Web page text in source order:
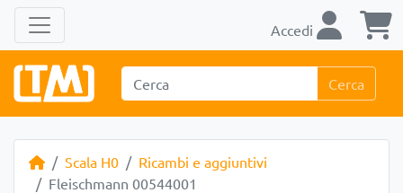
Accedi
Cerca
Scala H0
Ricambi e aggiuntivi
Fleischmann 00544001